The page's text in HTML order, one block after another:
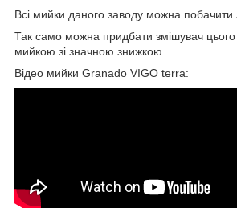
Всі мийки даного заводу можна
Так само можна придбати змішувач
мийкою зі значною знижкою.
Відео мийки Granado VIGO terra: